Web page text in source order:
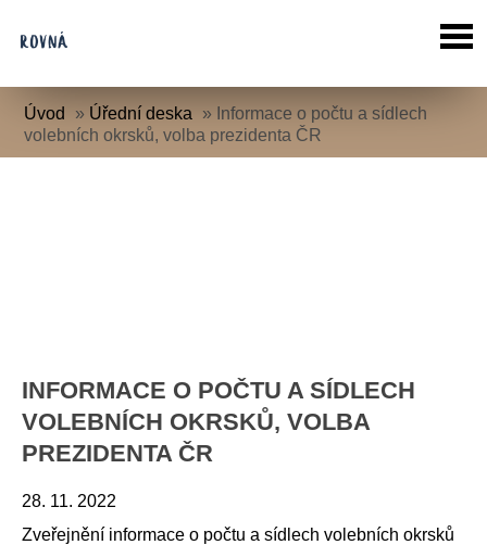
Úvod » Úřední deska » Informace o počtu a sídlech
volebních okrsků, volba prezidenta ČR
INFORMACE O POČTU A SÍDLECH
VOLEBNÍCH OKRSKŮ, VOLBA
PREZIDENTA ČR
28. 11. 2022
Zveřejnění informace o počtu a sídlech volebních okrsků